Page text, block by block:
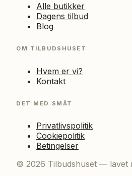
Alle butikker
Dagens tilbud
Blog
OM TILBUDSHUSET
Hvem er vi?
Kontakt
DET MED SMÅT
Privatlivspolitik
Cookiepolitik
Betingelser
© 2026 Tilbudshuset — lavet